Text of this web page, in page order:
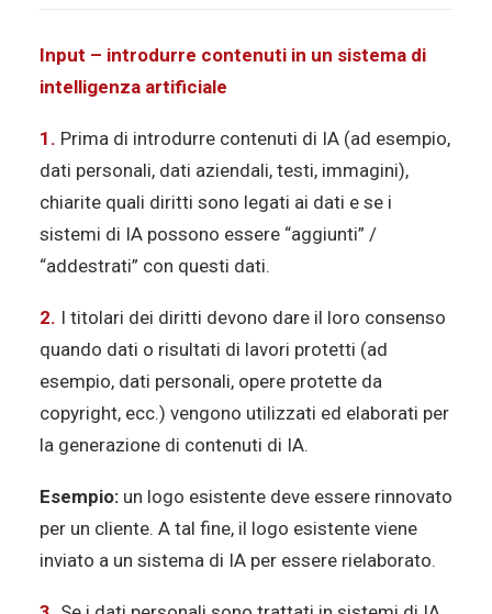
Input – introdurre contenuti in un sistema di
intelligenza artificiale
1. Prima di introdurre contenuti di IA (ad esempio,
dati personali, dati aziendali, testi, immagini),
chiarite quali diritti sono legati ai dati e se i
sistemi di IA possono essere “aggiunti” /
“addestrati” con questi dati.
2. I titolari dei diritti devono dare il loro consenso
quando dati o risultati di lavori protetti (ad
esempio, dati personali, opere protette da
copyright, ecc.) vengono utilizzati ed elaborati per
la generazione di contenuti di IA.
Esempio: un logo esistente deve essere rinnovato
per un cliente. A tal fine, il logo esistente viene
inviato a un sistema di IA per essere rielaborato.